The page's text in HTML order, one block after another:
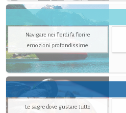
Navigare nei fiordi fa fiorire
emozioni profondissime
Le sagre dove gustare tutto